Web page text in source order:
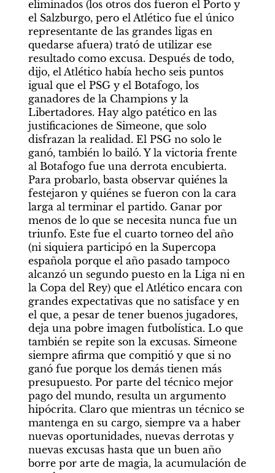
eliminados (los otros dos fueron el Porto y
el Salzburgo, pero el Atlético fue el único
representante de las grandes ligas en
quedarse afuera) trató de utilizar ese
resultado como excusa. Después de todo,
dijo, el Atlético había hecho seis puntos
igual que el PSG y el Botafogo, los
ganadores de la Champions y la
Libertadores. Hay algo patético en las
justificaciones de Simeone, que solo
disfrazan la realidad. El PSG no solo le
ganó, también lo bailó. Y la victoria frente
al Botafogo fue una derrota encubierta.
Para probarlo, basta observar quiénes la
festejaron y quiénes se fueron con la cara
larga al terminar el partido. Ganar por
menos de lo que se necesita nunca fue un
triunfo. Este fue el cuarto torneo del año
(ni siquiera participó en la Supercopa
española porque el año pasado tampoco
alcanzó un segundo puesto en la Liga ni en
la Copa del Rey) que el Atlético encara con
grandes expectativas que no satisface y en
el que, a pesar de tener buenos jugadores,
deja una pobre imagen futbolística. Lo que
también se repite son la excusas. Simeone
siempre afirma que compitió y que si no
ganó fue porque los demás tienen más
presupuesto. Por parte del técnico mejor
pago del mundo, resulta un argumento
hipócrita. Claro que mientras un técnico se
mantenga en su cargo, siempre va a haber
nuevas oportunidades, nuevas derrotas y
nuevas excusas hasta que un buen año
borre por arte de magia, la acumulación de